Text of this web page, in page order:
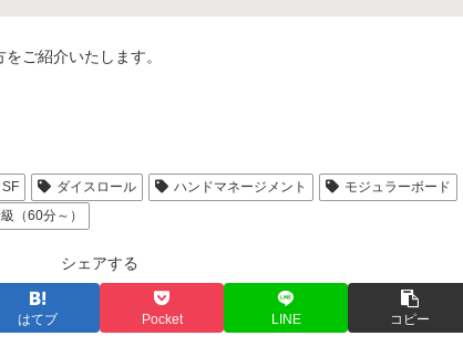
ご紹介いたします。
SF ダイスロール ハンドマネージメント
モジュラーボード
（60分～）
シェアする
はてブ Pocket LINE コピー